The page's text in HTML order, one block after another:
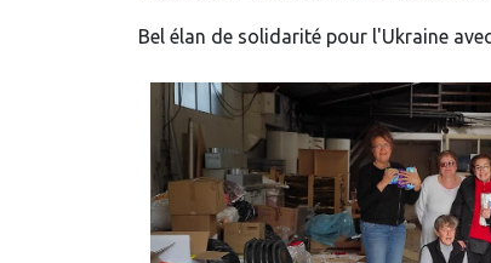
Bel élan de solidarité pour l'Ukraine